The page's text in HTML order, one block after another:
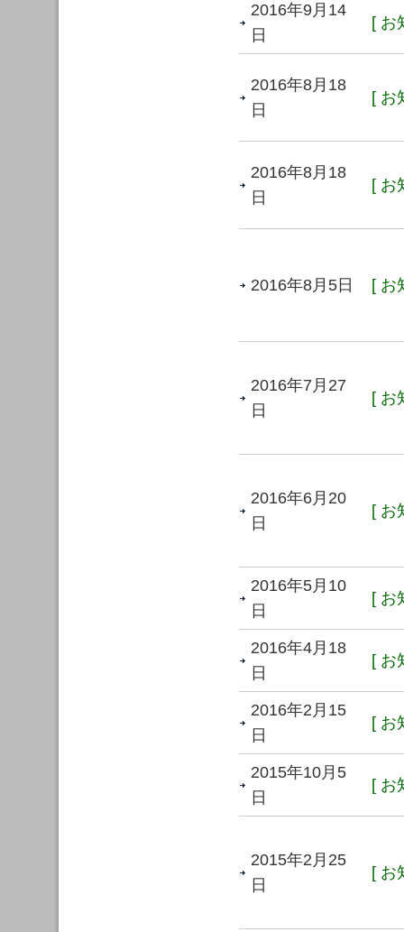
2016年9月14
日
[ お
2016年8月18
日
[ お
2016年8月18
日
[ お
2016年8月5日 [ お
2016年7月27
日
[ お
2016年6月20
日
[ お
2016年5月10
日
[ お
2016年4月18
日
[ お
2016年2月15
日
[ お
2015年10月5
日
[ お
2015年2月25
日
[ お